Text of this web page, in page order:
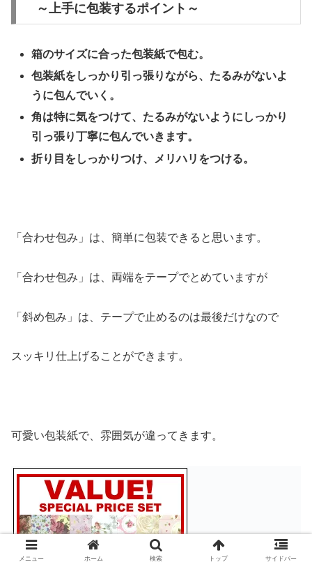
～上手に包装するポイント～
箱のサイズに合った包装紙で包む。
包装紙をしっかり引っ張りながら、たるみがないよ
うに包んでいく。
角は特に気をつけて、たるみがないようにしっかり
引っ張り丁寧に包んでいきます。
折り目をしっかりつけ、メリハリをつける。
「合わせ包み」は、簡単に包装できると思います。
「合わせ包み」は、両端をテープでとめていますが
「斜め包み」は、テープで止めるのは最後だけなので
スッキリ仕上げることができます。
可愛い包装紙で、雰囲気が違ってきます。
メニュー ホーム 検索 トップ サイドバー